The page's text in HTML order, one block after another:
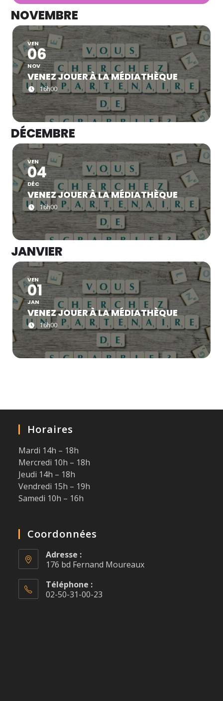
NOVEMBRE
VEN
06
NOV
VENEZ JOUER À LA MÉDIATHÈQUE
16h00
DÉCEMBRE
VEN
04
DÉC
VENEZ JOUER À LA MÉDIATHÈQUE
16h00
JANVIER
VEN
01
JAN
VENEZ JOUER À LA MÉDIATHÈQUE
16h00
Horaires
Mardi 14h – 18h
Mercredi 10h – 18h
Jeudi 14h – 18h
Vendredi 15h – 19h
Samedi 10h – 16h
Coordonnées
Adresse :
176 bd Fernand Moureaux
Téléphone :
02-50-31-00-23